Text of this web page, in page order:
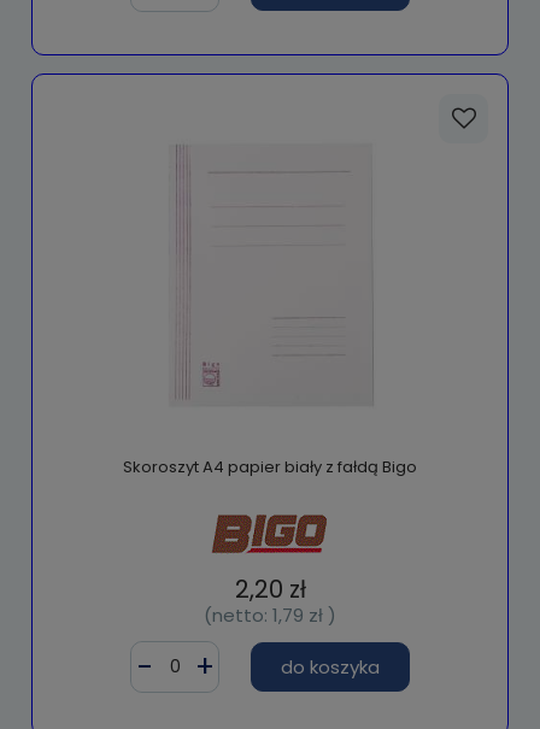
Skoroszyt A4 papier biały z fałdą Bigo
2,20 zł
(netto: 1,79 zł )
do koszyka